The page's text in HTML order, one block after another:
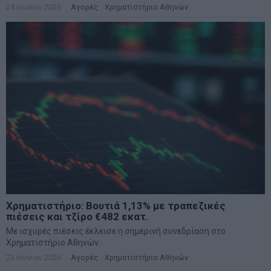
24 Ιουνίου 2026 Αγορές Χρηματιστήριο Αθηνών
Χρηματιστήριο: Βουτιά 1,13% με τραπεζικές
πιέσεις και τζίρο €482 εκατ.
Με ισχυρές πιέσεις έκλεισε η σημερινή συνεδρίαση στο
Χρηματιστήριο Αθηνών.
23 Ιουνίου 2026 Αγορές Χρηματιστήριο Αθηνών